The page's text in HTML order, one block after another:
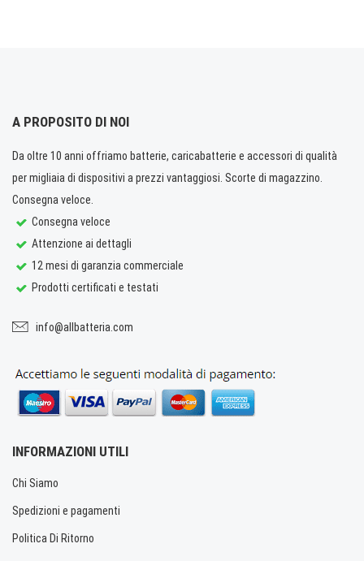
A PROPOSITO DI NOI
Da oltre 10 anni offriamo batterie, caricabatterie e accessori di qualità
per migliaia di dispositivi a prezzi vantaggiosi. Scorte di magazzino.
Consegna veloce.
Consegna veloce
Attenzione ai dettagli
12 mesi di garanzia commerciale
Prodotti certificati e testati
info@allbatteria.com
INFORMAZIONI UTILI
Chi Siamo
Spedizioni e pagamenti
Politica Di Ritorno